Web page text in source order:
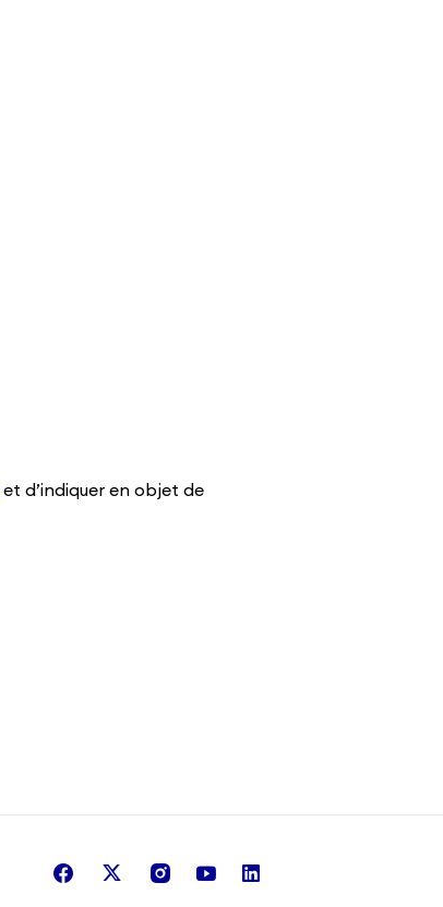
et d’indiquer en objet de
facebook
twitterinstagram
youtubelinkedin